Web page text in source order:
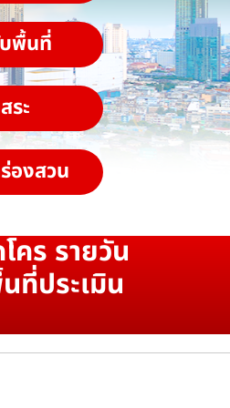
พื้นที่
ระ
องสวน
คร รายวัน
ที่ประเมิน